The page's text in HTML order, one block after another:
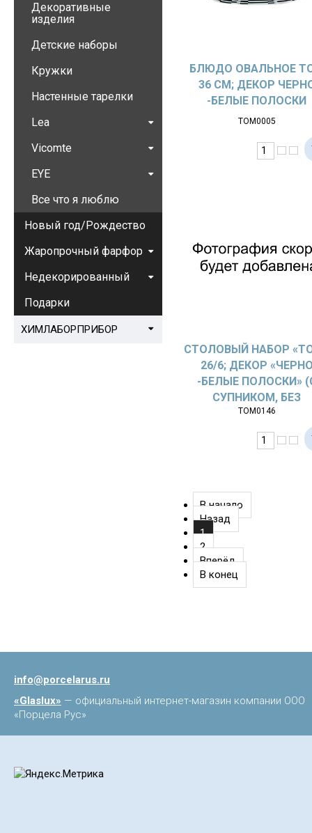
БЛЮДО ОВАЛЬНОЕ
36 СМ; ДЕКОР
-БЕЛЫЕ ПОЛОСКИ
ТОМ0005
СТОЛОВЫЙ НАБОР
26/6; ДЕКОР
-БЕЛЫЕ ПОЛОСКИ»
СУПНИКОМ, БЕЗ
ОВАЛЬНОГО
ТОМ0146
В начало
Назад
1
2
Вперёд
В конец
Декоративные
изделия
Детские наборы
Кружки
Настенные тарелки
Lea
Vicomte
EYE
Все что я люблю
Новый год/Рождество
Жаропрочный фарфор
Недекорированный
Подарки
ХИМЛАБОРПРИБОР
info@porcelarus.ru
«Glaslux» — официальный интернет-магазин компании ООО
«Порцела Рус»